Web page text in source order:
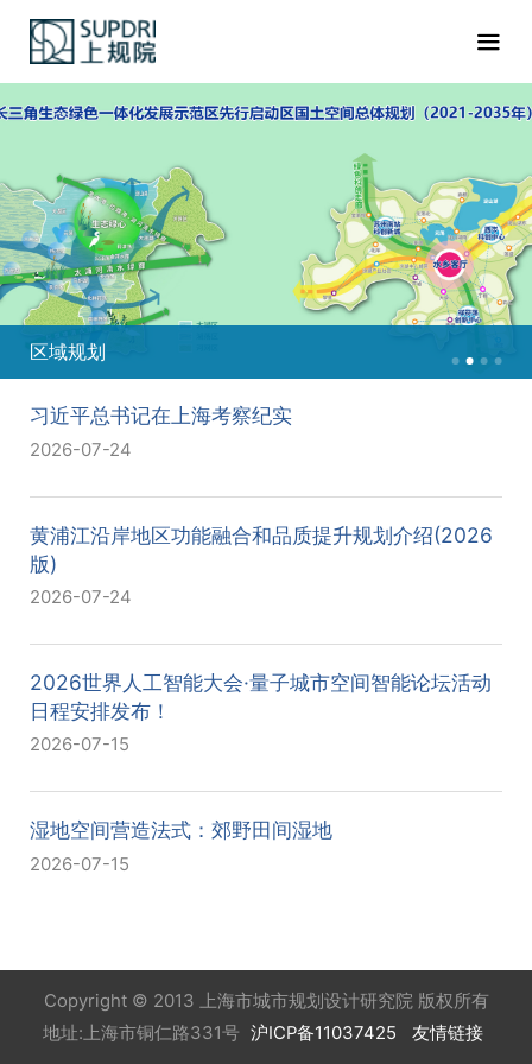
区域规划
习近平总书记在上海考察纪实
2026-07-24
黄浦江沿岸地区功能融合和品质提升规划介绍(2026
版)
2026-07-24
2026世界人工智能大会·量子城市空间智能论坛活动
日程安排发布！
2026-07-15
湿地空间营造法式：郊野田间湿地
2026-07-15
Copyright © 2013 上海市城市规划设计研究院 版权所有
地址:上海市铜仁路331号 沪ICP备11037425 友情链接